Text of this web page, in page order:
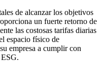
de alcanzar los objetivos
un fuerte retorno de
las costosas tarifas diarias
espacio físico de
empresa a cumplir con